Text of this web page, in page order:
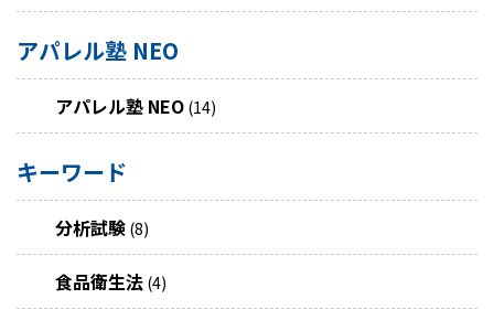
アパレル塾 NEO
アパレル塾 NEO (14)
キーワード
分析試験 (8)
食品衛生法 (4)